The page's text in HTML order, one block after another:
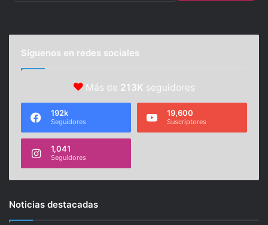
Síguenos en redes sociales
Más de 213K seguidores
192k
Seguidores
19,600
Suscriptores
1,041
Seguidores
Noticias destacadas